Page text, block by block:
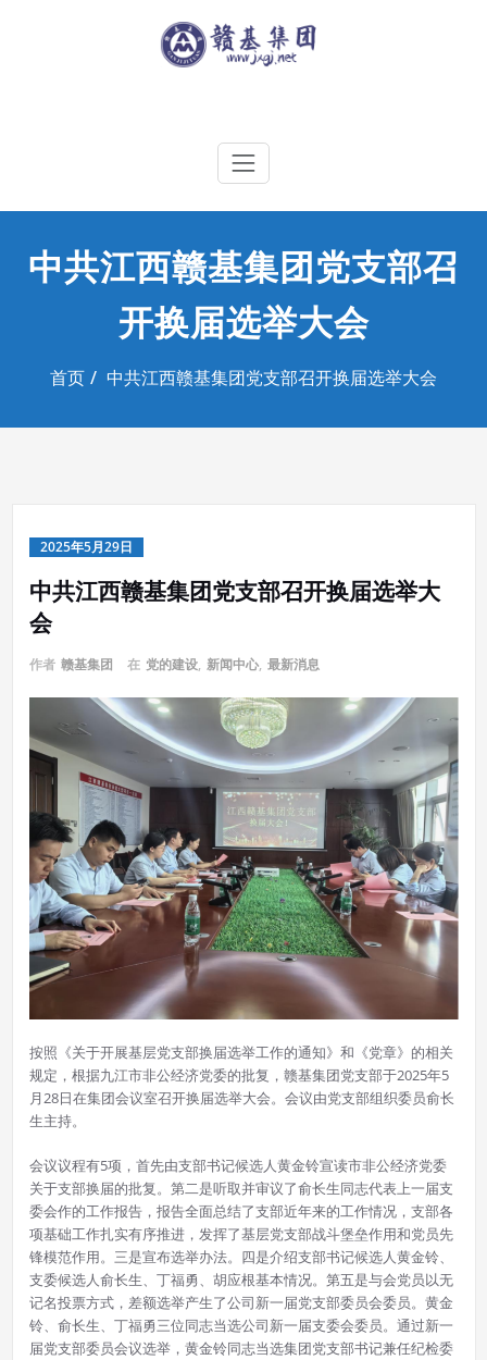
江西赣基集团工程有限公司
中共江西赣基集团党支部召
开换届选举大会
首页 中共江西赣基集团党支部召开换届选举大会
2025年5月29日
中共江西赣基集团党支部召开换届选举大
会
作者 赣基集团 在 党的建设, 新闻中心, 最新消息
按照《关于开展基层党支部换届选举工作的通知》和《党章》的相关
规定，根据九江市非公经济党委的批复，赣基集团党支部于2025年5
月28日在集团会议室召开换届选举大会。会议由党支部组织委员俞长
生主持。
会议议程有5项，首先由支部书记候选人黄金铃宣读市非公经济党委
关于支部换届的批复。第二是听取并审议了俞长生同志代表上一届支
委会作的工作报告，报告全面总结了支部近年来的工作情况，支部各
项基础工作扎实有序推进，发挥了基层党支部战斗堡垒作用和党员先
锋模范作用。三是宣布选举办法。四是介绍支部书记候选人黄金铃、
支委候选人俞长生、丁福勇、胡应根基本情况。第五是与会党员以无
记名投票方式，差额选举产生了公司新一届党支部委员会委员。黄金
铃、俞长生、丁福勇三位同志当选公司新一届支委会委员。通过新一
届党支部委员会议选举，黄金铃同志当选集团党支部书记兼任纪检委